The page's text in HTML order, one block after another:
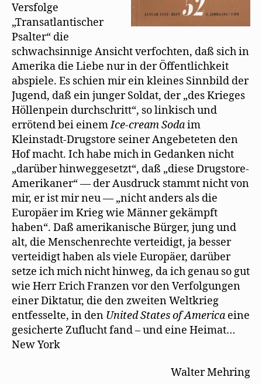
Versfolge
„Transatlantischer
Psalter“ die
schwachsinnige Ansicht verfochten, daß sich in
Amerika die Liebe nur in der Öffentlichkeit
abspiele. Es schien mir ein kleines Sinnbild der
Jugend, daß ein junger Soldat, der „des Krieges
Höllenpein durchschritt“, so linkisch und
errötend bei einemIce-cream Sodaim
Kleinstadt-Drugstore seiner Angebeteten den
Hof macht. Ich habe mich in Gedanken nicht
„darüber hinweggesetzt“, daß „diese Drugstore-
Amerikaner“ — der Ausdruck stammt nicht von
mir, er ist mir neu — „nicht anders als die
Europäer im Krieg wie Männer gekämpft
haben“. Daß amerikanische Bürger, jung und
alt, die Menschenrechte verteidigt, ja besser
verteidigt haben als viele Europäer, darüber
setze ich mich nicht hinweg, da ich genau so gut
wie Herr Erich Franzen vor den Verfolgungen
einer Diktatur, die den zweiten Weltkrieg
entfesselte, in den United States of America eine
gesicherte Zuflucht fand – und eine Heimat…
New York
Walter Mehring